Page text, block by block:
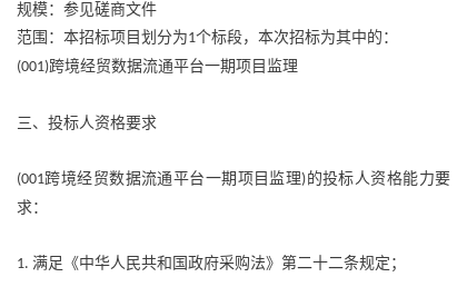
规模：参见磋商文件
范围：本招标项目划分为1个标段，本次招标为其中的：
(001)跨境经贸数据流通平台一期项目监理
三、投标人资格要求
(001跨境经贸数据流通平台一期项目监理)的投标人资格能力要
求：
1. 满足《中华人民共和国政府采购法》第二十二条规定；